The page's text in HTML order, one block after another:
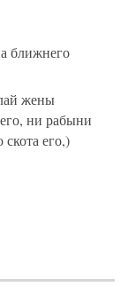
ближнего
жены
ни рабыни
его,)